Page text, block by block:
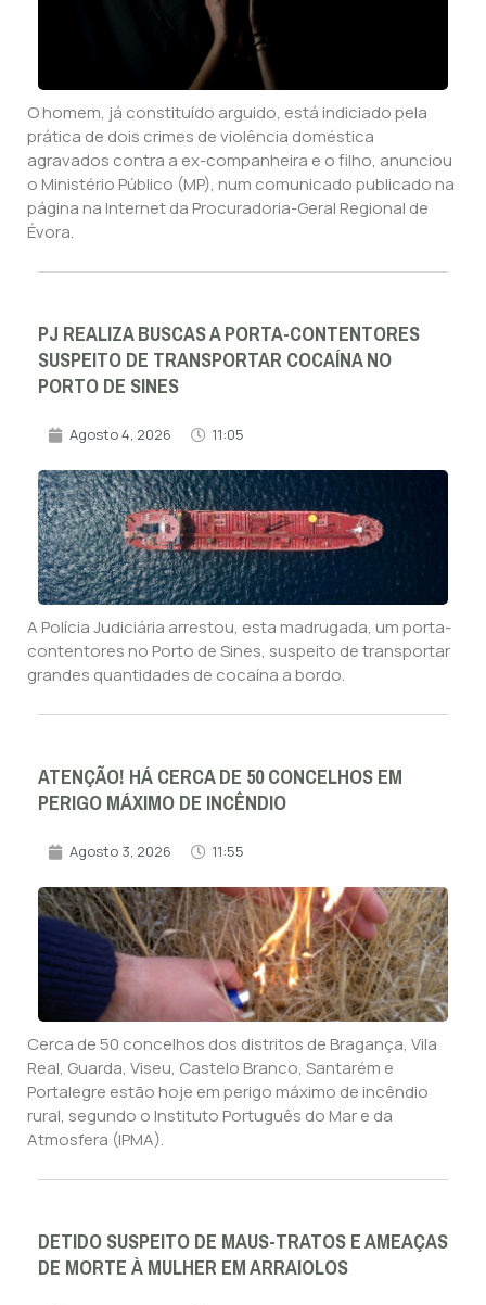
O homem, já constituído arguido, está indiciado pela
prática de dois crimes de violência doméstica
agravados contra a ex-companheira e o filho, anunciou
o Ministério Público (MP), num comunicado publicado na
página na Internet da Procuradoria-Geral Regional de
Évora.
PJ REALIZA BUSCAS A PORTA-CONTENTORES
SUSPEITO DE TRANSPORTAR COCAÍNA NO
PORTO DE SINES
Agosto 4, 2026 11:05
A Polícia Judiciária arrestou, esta madrugada, um porta-
contentores no Porto de Sines, suspeito de transportar
grandes quantidades de cocaína a bordo.
ATENÇÃO! HÁ CERCA DE 50 CONCELHOS EM
PERIGO MÁXIMO DE INCÊNDIO
Agosto 3, 2026 11:55
Cerca de 50 concelhos dos distritos de Bragança, Vila
Real, Guarda, Viseu, Castelo Branco, Santarém e
Portalegre estão hoje em perigo máximo de incêndio
rural, segundo o Instituto Português do Mar e da
Atmosfera (IPMA).
DETIDO SUSPEITO DE MAUS-TRATOS E AMEAÇAS
DE MORTE À MULHER EM ARRAIOLOS